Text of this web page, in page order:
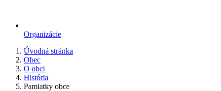
Organizácie
Úvodná stránka
Obec
O obci
História
Pamiatky obce